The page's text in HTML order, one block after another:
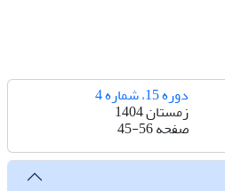
دوره 15، شماره 4
زمستان 1404
صفحه45-56